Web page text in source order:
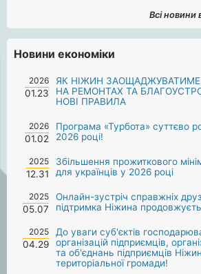
Всі новини
Новини економіки
2026
01.23
ЯК НІЖИН
НА РЕМОНТАХ ТА
НОВІ ПРАВИЛА
2026
01.02
Програма «Турбота» суттєво
2026 році!
2025
12.31
Збільшення прожиткового
для українців у 2026 році
2025
05.07
Онлайн-зустріч справжніх
підтримка Ніжина
2025
04.29
До уваги суб'єктів
організацій підприємців,
та об'єднань підприємців
територіальної громади!